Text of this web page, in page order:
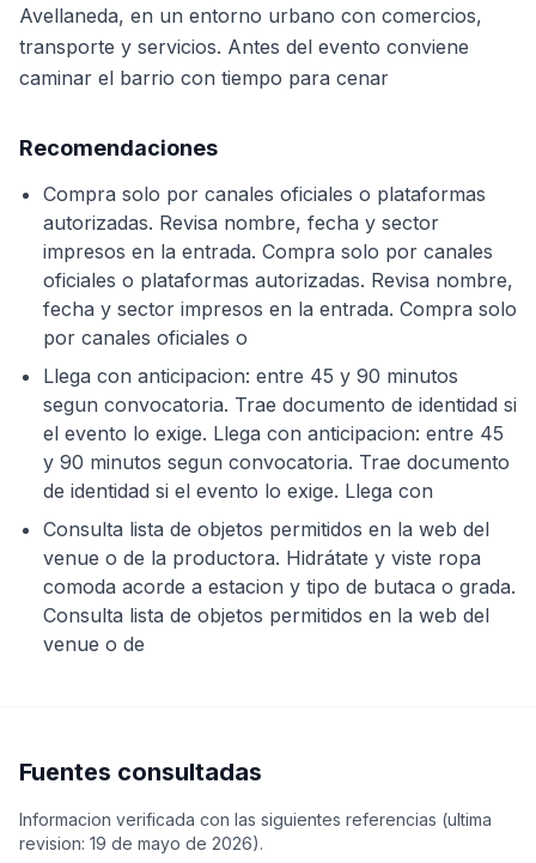
Avellaneda, en un entorno urbano con comercios,
transporte y servicios. Antes del evento conviene
caminar el barrio con tiempo para cenar
Recomendaciones
Compra solo por canales oficiales o plataformas
autorizadas. Revisa nombre, fecha y sector
impresos en la entrada. Compra solo por canales
oficiales o plataformas autorizadas. Revisa nombre,
fecha y sector impresos en la entrada. Compra solo
por canales oficiales o
Llega con anticipacion: entre 45 y 90 minutos
segun convocatoria. Trae documento de identidad si
el evento lo exige. Llega con anticipacion: entre 45
y 90 minutos segun convocatoria. Trae documento
de identidad si el evento lo exige. Llega con
Consulta lista de objetos permitidos en la web del
venue o de la productora. Hidrátate y viste ropa
comoda acorde a estacion y tipo de butaca o grada.
Consulta lista de objetos permitidos en la web del
venue o de
Fuentes consultadas
Informacion verificada con las siguientes referencias (ultima
revision: 19 de mayo de 2026).